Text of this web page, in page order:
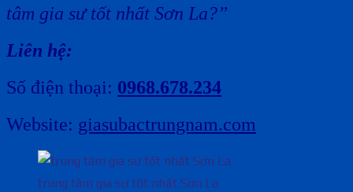
tâm gia sư tốt nhất Sơn La?”
Liên hệ:
Số điện thoại: 0968.678.234
Website: giasubactrungnam.com
trung tâm gia sư tốt nhất Sơn La